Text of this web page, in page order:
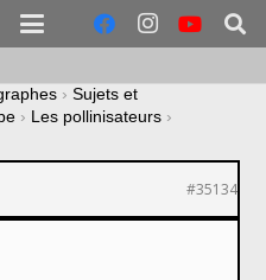
› Sujets et
› Les pollinisateurs ›
#35134